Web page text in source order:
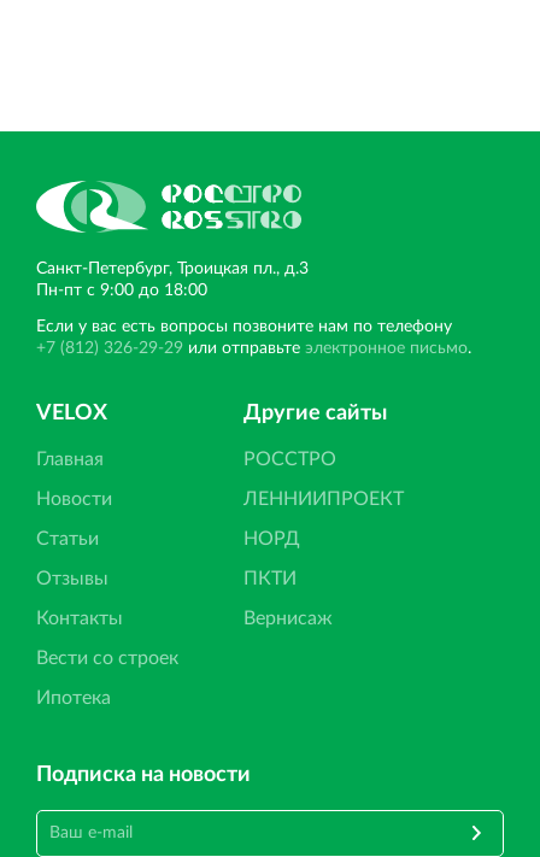
Санкт‐Петербург, Троицкая пл., д.3
Пн‐пт с 9:00 до 18:00
Если у вас есть вопросы позвоните нам по телефону
+7 (812) 326-29-29 или отправьте электронное письмо.
VELOX
Главная
Новости
Статьи
Отзывы
Контакты
Вести со строек
Ипотека
Другие сайты
РОССТРО
ЛЕННИИПРОЕКТ
НОРД
ПКТИ
Вернисаж
Подписка на новости